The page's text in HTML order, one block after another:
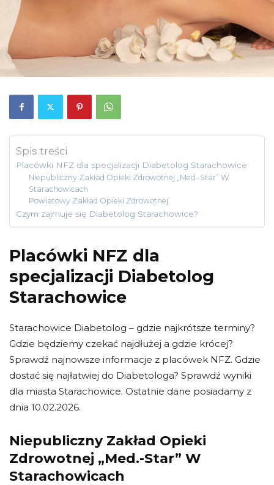
Spis treści
Placówki NFZ dla specjalizacji Diabetolog Starachowice
Niepubliczny Zakład Opieki Zdrowotnej „Med.-Star” W
Starachowicach
Powiatowy Zakład Opieki Zdrowotnej
Czym zajmuje się Diabetolog Starachowice?
Placówki NFZ dla
specjalizacji Diabetolog
Starachowice
Starachowice Diabetolog – gdzie najkrótsze terminy?
Gdzie będziemy czekać najdłużej a gdzie krócej?
Sprawdź najnowsze informacje z placówek NFZ. Gdzie
dostać się najłatwiej do Diabetologa? Sprawdź wyniki
dla miasta Starachowice. Ostatnie dane posiadamy z
dnia 10.02.2026.
Niepubliczny Zakład Opieki
Zdrowotnej „Med.-Star” W
Starachowicach